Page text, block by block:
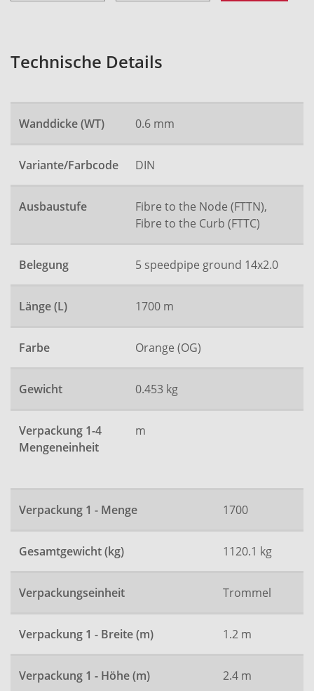
Technische Details
Wanddicke (WT) 0.6 mm
Variante/Farbcode DIN
Ausbaustufe
Fibre to the Node (FTTN),
Fibre to the Curb (FTTC)
Belegung 5 speedpipe ground 14x2.0
Länge (L) 1700 m
Farbe Orange (OG)
Gewicht 0.453 kg
Verpackung 1-4
Mengeneinheit
m
Verpackung 1 - Menge 1700
Gesamtgewicht (kg) 1120.1 kg
Verpackungseinheit Trommel
Verpackung 1 - Breite (m) 1.2 m
Verpackung 1 - Höhe (m) 2.4 m